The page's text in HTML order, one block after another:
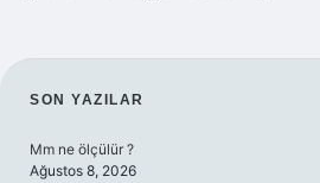
SIDEBAR
SON YAZILAR
Mm ne ölçülür ?
Ağustos 8, 2026